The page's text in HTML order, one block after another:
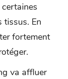
tissus. En
fortement
va affluer